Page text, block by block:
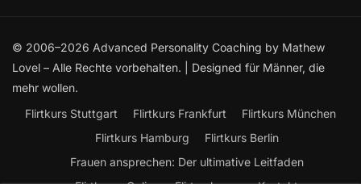
© 2006–2026 Advanced Personality Coaching by Mathew
Lovel – Alle Rechte vorbehalten. | Designed für Männer, die
mehr wollen.
Flirtkurs Stuttgart
Flirtkurs Frankfurt
Flirtkurs München
Flirtkurs Hamburg
Flirtkurs Berlin
Frauen ansprechen: Der ultimative Leitfaden